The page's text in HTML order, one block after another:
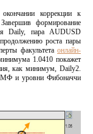
коррекции к
формирование
Daily, пара AUDUSD
роста пары
факультета онлайн-
1.0410 покажет
как минимум, Daily2.
МФ и уровни Фибоначчи